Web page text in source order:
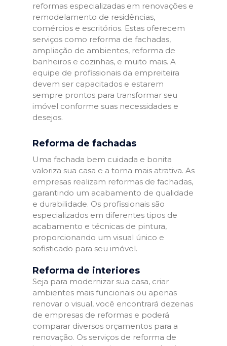
reformas especializadas em renovações e
remodelamento de residências,
comércios e escritórios. Estas oferecem
serviços como reforma de fachadas,
ampliação de ambientes, reforma de
banheiros e cozinhas, e muito mais. A
equipe de profissionais da empreiteira
devem ser capacitados e estarem
sempre prontos para transformar seu
imóvel conforme suas necessidades e
desejos.
Reforma de fachadas
Uma fachada bem cuidada e bonita
valoriza sua casa e a torna mais atrativa. As
empresas realizam reformas de fachadas,
garantindo um acabamento de qualidade
e durabilidade. Os profissionais são
especializados em diferentes tipos de
acabamento e técnicas de pintura,
proporcionando um visual único e
sofisticado para seu imóvel.
Reforma de interiores
Seja para modernizar sua casa, criar
ambientes mais funcionais ou apenas
renovar o visual, você encontrará dezenas
de empresas de reformas e poderá
comparar diversos orçamentos para a
renovação. Os serviços de reforma de